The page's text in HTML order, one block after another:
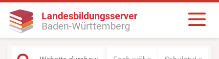
Landesbildungsserver
Baden-Württemberg